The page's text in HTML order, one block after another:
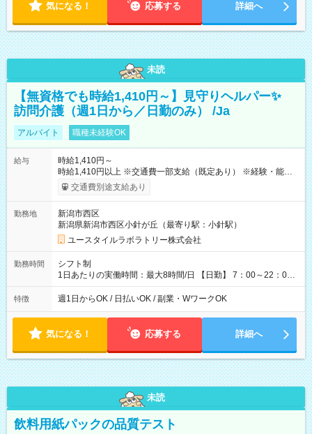
気になる！ 応募する 詳細へ
未読
【無資格でも時給1,410円～】見守りヘルパー✨
訪問介護（週1日から／日勤のみ） /Ja
アルバイト 職種未経験OK
給与
時給1,410円～
時給1,410円以上 ※交通費一部支給（既定あり） ※経験・能力を
考慮して決定します 【収入例】 週1回勤務の場合：1,410円×8時
間×4回=4万5,120円 週3回勤務の場合：1,410円×8時間×12回
5,600円 【試用期間】試用期間あり 試用期間の長さ：2ヶ月
※ 雇用形態と給与に、本採用時と異なる部分があります。 雇用
形態：本採用時と同じです。 給与：時給 1,050円以上
交通費別途支給あり
勤務地
新潟市西区
新潟県新潟市西区小針が丘（最寄り駅：小針駅）
ユースタイルラボラトリー株式会社
勤務時間
シフト制
1日あたりの実働時間：最大8時間/日 【日勤】 7：00～22：00
の間で8時間勤務（休憩時間は法定通り） ※週1日～OK ／ 夜勤
なし ＊＊ 勤務時間例 ＊＊ ■8時から17時 ■9時から18時 ■10
定（毎週同じ曜日勤務）
特徴 週1日からOK / 日払いOK / 副業・WワークOK
気になる！ 応募する 詳細へ
未読
飲料用紙パックの品質テスト